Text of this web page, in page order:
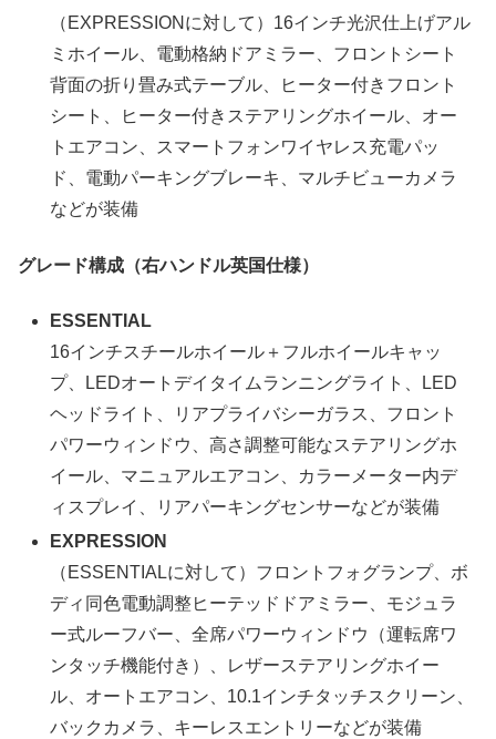
（EXPRESSIONに対して）16インチ光沢仕上げアル
ミホイール、電動格納ドアミラー、フロントシート
背面の折り畳み式テーブル、ヒーター付きフロント
シート、ヒーター付きステアリングホイール、オー
トエアコン、スマートフォンワイヤレス充電パッ
ド、電動パーキングブレーキ、マルチビューカメラ
などが装備
グレード構成（右ハンドル英国仕様）
ESSENTIAL
16インチスチールホイール＋フルホイールキャッ
プ、LEDオートデイタイムランニングライト、LED
ヘッドライト、リアプライバシーガラス、フロント
パワーウィンドウ、高さ調整可能なステアリングホ
イール、マニュアルエアコン、カラーメーター内デ
ィスプレイ、リアパーキングセンサーなどが装備
EXPRESSION
（ESSENTIALに対して）フロントフォグランプ、ボ
ディ同色電動調整ヒーテッドドアミラー、モジュラ
ー式ルーフバー、全席パワーウィンドウ（運転席ワ
ンタッチ機能付き）、レザーステアリングホイー
ル、オートエアコン、10.1インチタッチスクリーン、
バックカメラ、キーレスエントリーなどが装備